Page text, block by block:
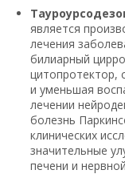
является
лечения
билиарный
цитопротектор,
и уменьшая
лечении
болезнь
клинических
значительные
печени и